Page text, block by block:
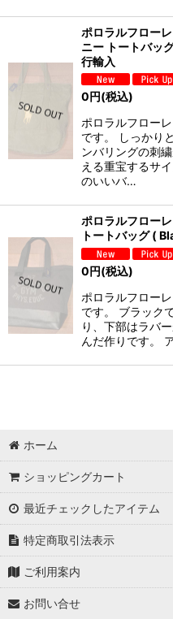
ポロラルフロー
ニー トートバッ
行輸入
0円(税込)
ポロラルフロー
です。 しっかり
ンバリングの刺
える重宝するサ
のいいバ…
ポロラルフロー
トートバッグ (
0円(税込)
ポロラルフロー
です。 ブラック
り、下部はラバ
んだ作りです。
ホーム
ショッピングカート
最近チェックしたアイテム
特定商取引法表示
ご利用案内
お問い合せ